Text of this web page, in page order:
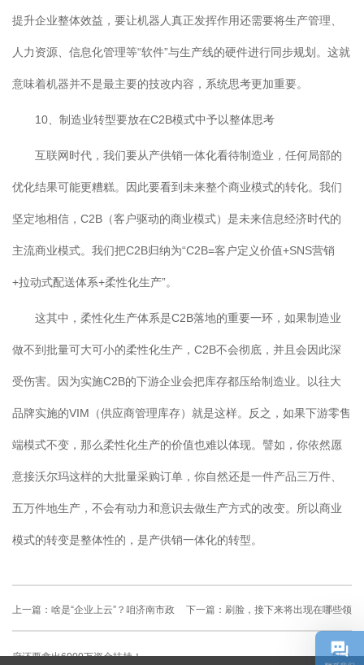
提升企业整体效益，要让机器人真正发挥作用还需要将生产管理、
人力资源、信息化管理等“软件”与生产线的硬件进行同步规划。这就
意味着机器并不是最主要的技改内容，系统思考更加重要。
10、制造业转型要放在C2B模式中予以整体思考
互联网时代，我们要从产供销一体化看待制造业，任何局部的
优化结果可能更糟糕。因此要看到未来整个商业模式的转化。我们
坚定地相信，C2B（客户驱动的商业模式）是未来信息经济时代的
主流商业模式。我们把C2B归纳为“C2B=客户定义价值+SNS营销
+拉动式配送体系+柔性化生产”。
这其中，柔性化生产体系是C2B落地的重要一环，如果制造业
做不到批量可大可小的柔性化生产，C2B不会彻底，并且会因此深
受伤害。因为实施C2B的下游企业会把库存都压给制造业。以往大
品牌实施的VIM（供应商管理库存）就是这样。反之，如果下游零售
端模式不变，那么柔性化生产的价值也难以体现。譬如，你依然愿
意接沃尔玛这样的大批量采购订单，你自然还是一件产品三万件、
五万件地生产，不会有动力和意识去做生产方式的改变。所以商业
模式的转变是整体性的，是产供销一体化的转型。
上一篇： 啥是“企业上云”？咱济南市政
府还要拿出6000万资金扶持！
下一篇： 刷脸，接下来将出现在哪些领
域？